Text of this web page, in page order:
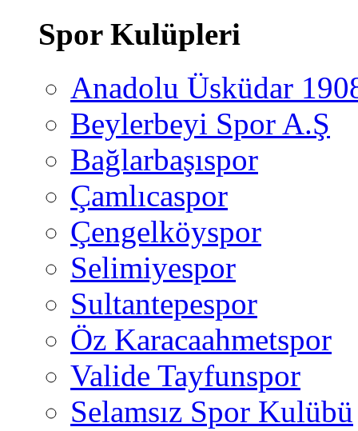
Spor Kulüpleri
Anadolu Üsküdar
Beylerbeyi Spor A.Ş
Bağlarbaşıspor
Çamlıcaspor
Çengelköyspor
Selimiyespor
Sultantepespor
Öz Karacaahmetspor
Valide Tayfunspor
Selamsız Spor Kulübü